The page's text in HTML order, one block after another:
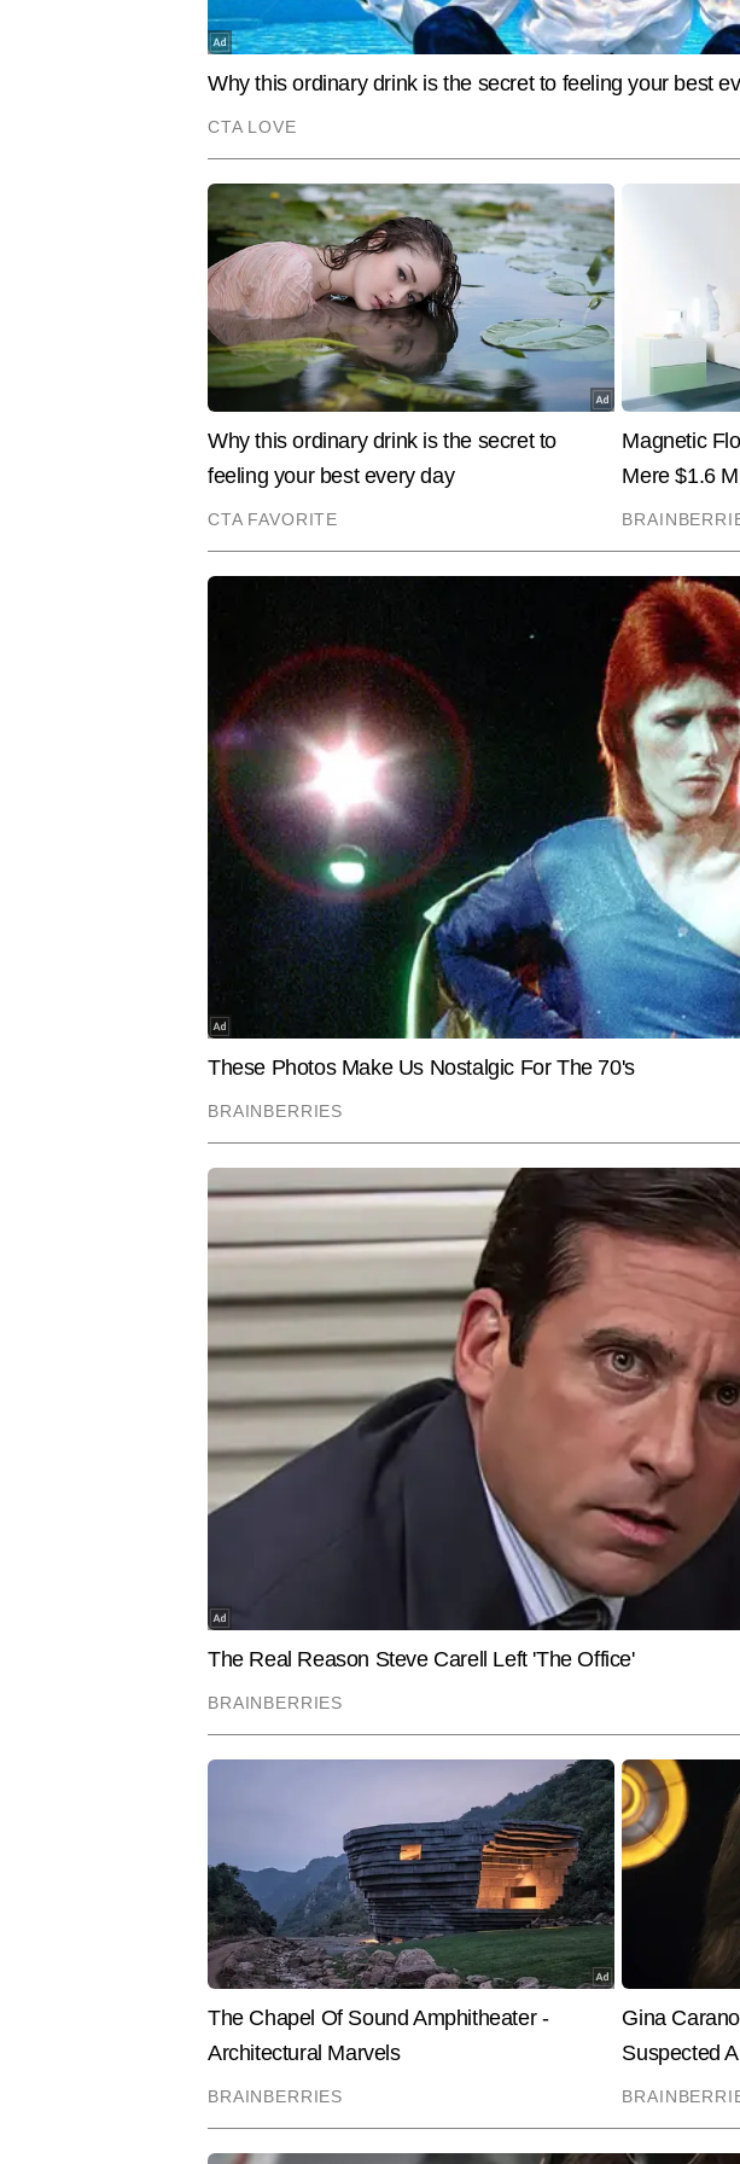
19 वर्षों से मीडिया जगत में सक्रिय आलोक राव ने प्रिंट, न्यूज एजेंसी,
लंबे अनुभव ने उन्हें समाचारों की समझ, प्रेजेंटेशन, डिटेलिंग और न्यूजरूम
एवं अंतरराष्ट्रीय घटनाक्रमों में विशेष रुचि रखने के साथ-साथ जियो-
है। आलोक ने अलग-अलग माध्यमों में काम करते हुए समाचारों की समझ,
उनकी पत्रकारिता की प्रमुख खासियतें हैं।
Hindi News India
End of Article